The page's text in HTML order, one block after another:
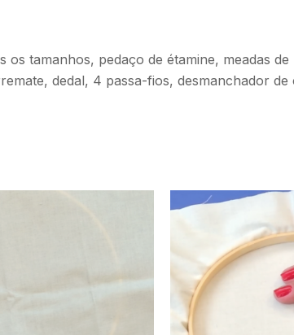
tamanhos, pedaço de étamine, meadas
dedal, 4 passa-fios, desmanchador